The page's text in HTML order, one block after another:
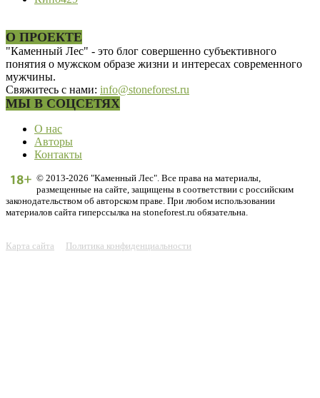
О ПРОЕКТЕ
"Каменный Лес" - это блог совершенно субъективного
понятия о мужском образе жизни и интересах современного
мужчины.
Свяжитесь с нами: info@stoneforest.ru
МЫ В СОЦСЕТЯХ
О нас
Авторы
Контакты
© 2013-2026 "Каменный Лес". Все права на материалы,
размещенные на сайте, защищены в соответствии с российским
законодательством об авторском праве. При любом использовании
материалов сайта гиперссылка на stoneforest.ru обязательна.
Карта сайта Политика конфиденциальности